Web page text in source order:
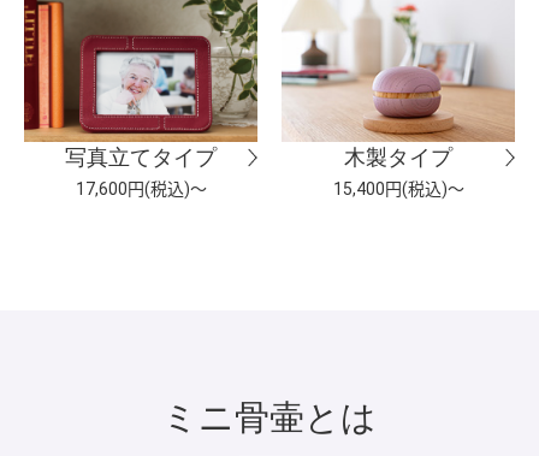
写真立てタイプ
17,600円(税込)～
木製タイプ
15,400円(税込)～
ミニ骨壷とは